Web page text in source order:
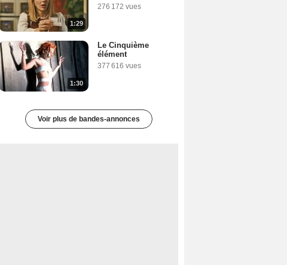
1:29
276 172 vues
1:30
Le Cinquième
élément
377 616 vues
Voir plus de bandes-annonces